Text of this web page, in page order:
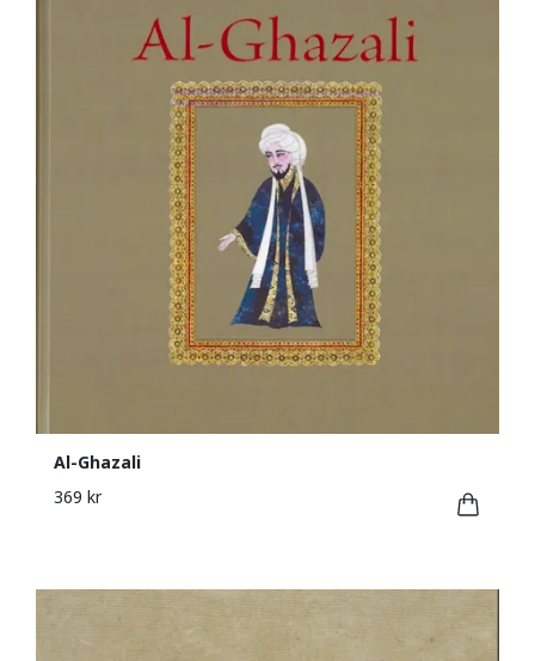
Al-Ghazali
369 kr